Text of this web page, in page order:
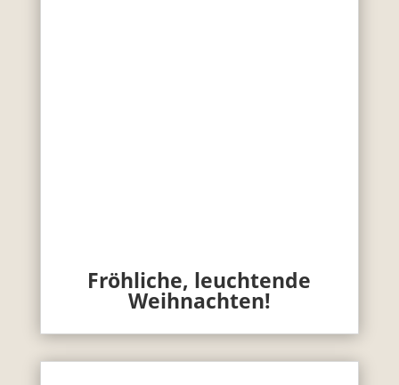
Fröhliche, leuchtende
Weihnachten!